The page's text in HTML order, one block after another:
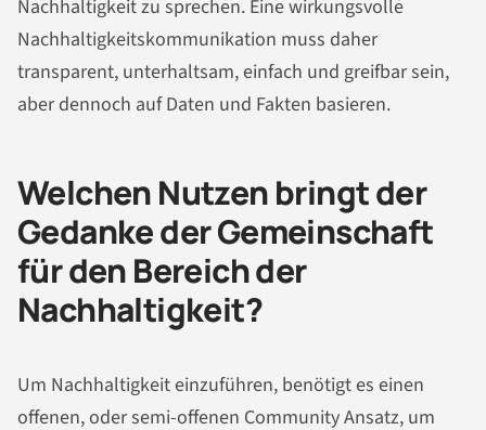
Nachhaltigkeit zu sprechen. Eine wirkungsvolle
Nachhaltigkeitskommunikation muss daher
transparent, unterhaltsam, einfach und greifbar sein,
aber dennoch auf Daten und Fakten basieren.
Welchen Nutzen bringt der
Gedanke der Gemeinschaft
für den Bereich der
Nachhaltigkeit?
Um Nachhaltigkeit einzuführen, benötigt es einen
offenen, oder semi-offenen Community Ansatz, um